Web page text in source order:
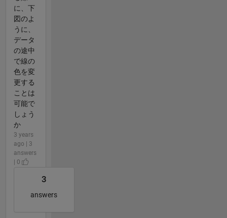
に、下
図のよ
うに、
データ
の途中
で線の
色を変
更する
ことは
可能で
しょう
か
3 years
ago | 3
answers
| 0
3
answers